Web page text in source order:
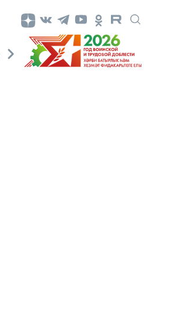
Конкурсы ЭтноДети